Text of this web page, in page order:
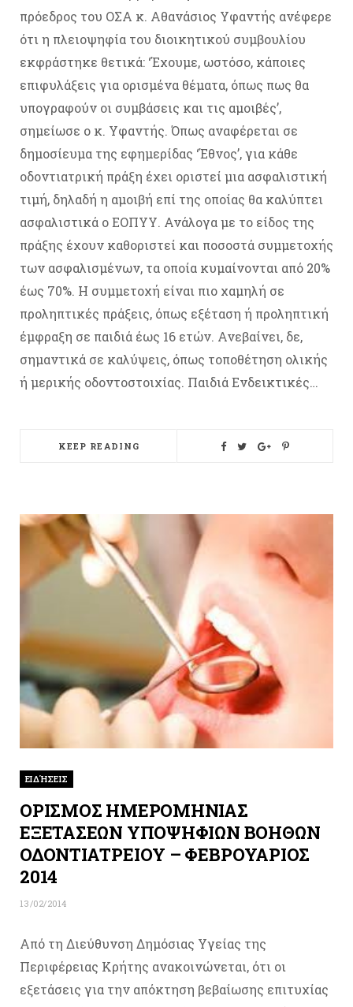
πρόεδρος του ΟΣΑ κ. Αθανάσιος Υφαντής ανέφερε
ότι η πλειοψηφία του διοικητικού συμβουλίου
εκφράστηκε θετικά: ‘Έχουμε, ωστόσο, κάποιες
επιφυλάξεις για ορισμένα θέματα, όπως πως θα
υπογραφούν οι συμβάσεις και τις αμοιβές’,
σημείωσε ο κ. Υφαντής. Όπως αναφέρεται σε
δημοσίευμα της εφημερίδας ‘Έθνος’, για κάθε
οδοντιατρική πράξη έχει οριστεί μια ασφαλιστική
τιμή, δηλαδή η αμοιβή επί της οποίας θα καλύπτει
ασφαλιστικά ο ΕΟΠΥΥ. Ανάλογα με το είδος της
πράξης έχουν καθοριστεί και ποσοστά συμμετοχής
των ασφαλισμένων, τα οποία κυμαίνονται από 20%
έως 70%. Η συμμετοχή είναι πιο χαμηλή σε
προληπτικές πράξεις, όπως εξέταση ή προληπτική
έμφραξη σε παιδιά έως 16 ετών. Ανεβαίνει, δε,
σημαντικά σε καλύψεις, όπως τοποθέτηση ολικής
ή μερικής οδοντοστοιχίας. Παιδιά Ενδεικτικές…
KEEP READING
ΕΙΔΉΣΕΙΣ
ΟΡΙΣΜΟΣ ΗΜΕΡΟΜΗΝΙΑΣ
ΕΞΕΤΑΣΕΩΝ ΥΠΟΨΗΦΙΩΝ ΒΟΗΘΩΝ
ΟΔΟΝΤΙΑΤΡΕΙΟΥ – ΦΕΒΡΟΥΑΡΙΟΣ
2014
13/02/2014
Από τη Διεύθυνση Δημόσιας Υγείας της
Περιφέρειας Κρήτης ανακοινώνεται, ότι οι
εξετάσεις για την απόκτηση βεβαίωσης επιτυχίας